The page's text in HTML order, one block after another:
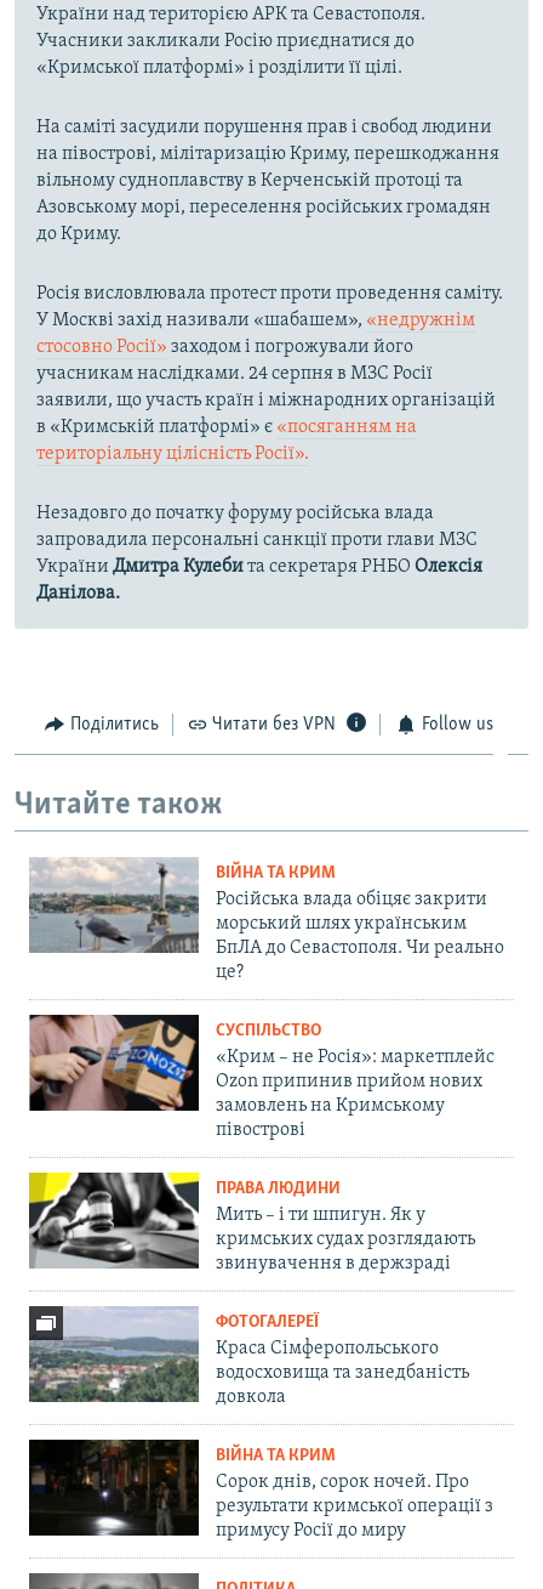
України над територією АРК та Севастополя.
Учасники закликали Росію приєднатися до
«Кримської платформі» і розділити її цілі.
На саміті засудили порушення прав і свобод людини
на півострові, мілітаризацію Криму, перешкоджання
вільному судноплавству в Керченській протоці та
Азовському морі, переселення російських громадян
до Криму.
Росія висловлювала протест проти проведення саміту.
У Москві захід називали «шабашем», «недружнім
стосовно Росії» заходом і погрожували його
учасникам наслідками. 24 серпня в МЗС Росії
заявили, що участь країн і міжнародних організацій
в «Кримській платформі» є «посяганням на
територіальну цілісність Росії».
Незадовго до початку форуму російська влада
запровадила персональні санкції проти глави МЗС
України Дмитра Кулебита секретаря РНБО Олексія
Данілова.
Поділитись Читати без VPN Follow us
Читайте також
ВІЙНА ТА КРИМ
Російська влада обіцяє закрити
морський шлях українським
БпЛА до Севастополя. Чи реально
це?
СУСПІЛЬСТВО
«Крим – не Росія»: маркетплейс
Ozon припинив прийом нових
замовлень на Кримському
півострові
ПРАВА ЛЮДИНИ
Мить – і ти шпигун. Як у
кримських судах розглядають
звинувачення в держзраді
ФОТОГАЛЕРЕЇ
Краса Сімферопольського
водосховища та занедбаність
довкола
ВІЙНА ТА КРИМ
Сорок днів, сорок ночей. Про
результати кримської операції з
примусу Росії до миру